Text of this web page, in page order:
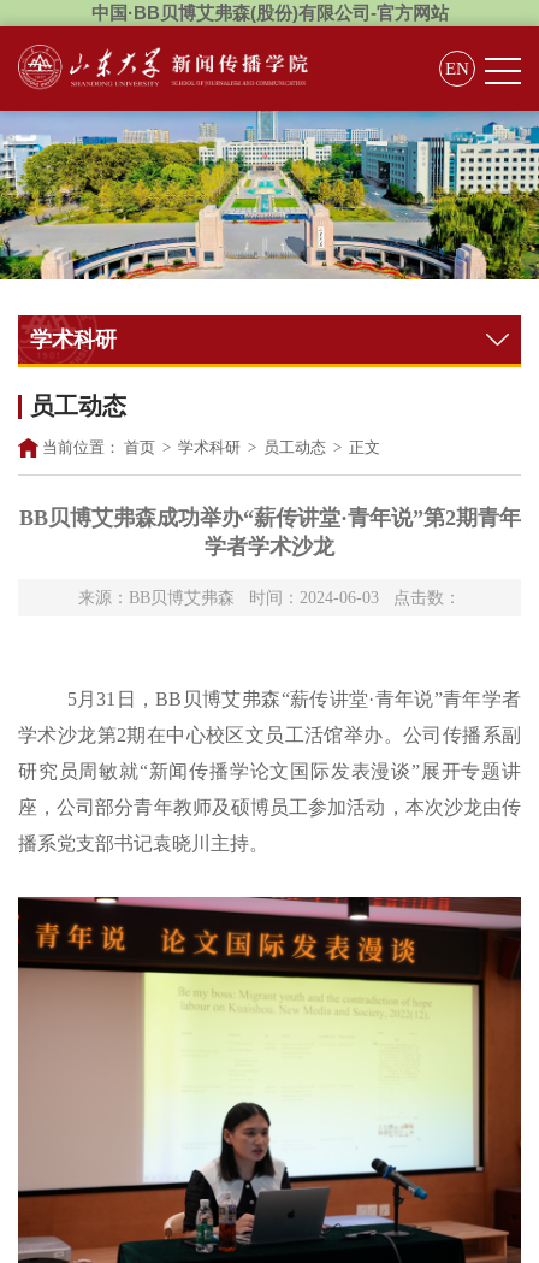
中国·BB贝博艾弗森(股份)有限公司-官方网站
EN
学术科研
员工动态
当前位置： 首页 > 学术科研 > 员工动态 > 正文
BB贝博艾弗森成功举办“薪传讲堂·青年说”第2期青年
学者学术沙龙
来源：BB贝博艾弗森 时间：2024-06-03 点击数：
5月31日，BB贝博艾弗森“薪传讲堂·青年说”青年学者
学术沙龙第2期在中心校区文员工活馆举办。公司传播系副
研究员周敏就“新闻传播学论文国际发表漫谈”展开专题讲
座，公司部分青年教师及硕博员工参加活动，本次沙龙由传
播系党支部书记袁晓川主持。